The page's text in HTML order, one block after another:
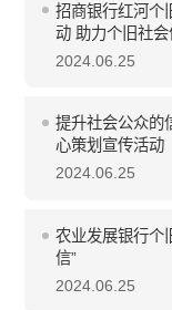
招商银行红河个
动 助力个旧社
2024.06.25
提升社会公众的
心策划宣传活动
2024.06.25
农业发展银行个
信”
2024.06.25